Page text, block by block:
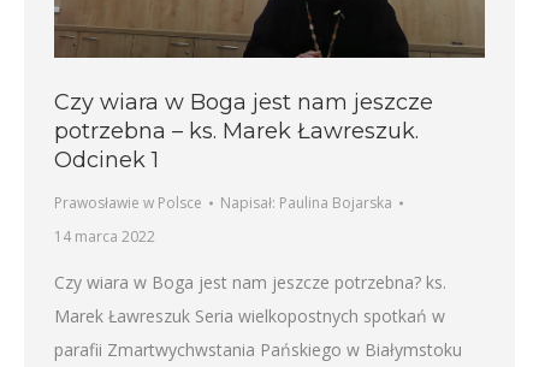
Czy wiara w Boga jest nam jeszcze
potrzebna – ks. Marek Ławreszuk.
Odcinek 1
Prawosławie w Polsce Napisał: Paulina Bojarska
14 marca 2022
Czy wiara w Boga jest nam jeszcze potrzebna? ks.
Marek Ławreszuk Seria wielkopostnych spotkań w
parafii Zmartwychwstania Pańskiego w Białymstoku